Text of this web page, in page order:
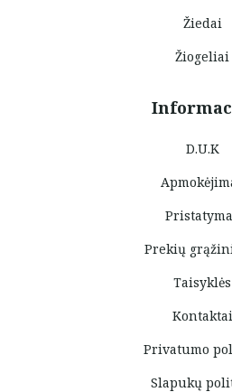
Žiedai
Žiogeliai
D.U.K
Prekių
Taisyklės
Kontaktai
Privatumo
Slapukų